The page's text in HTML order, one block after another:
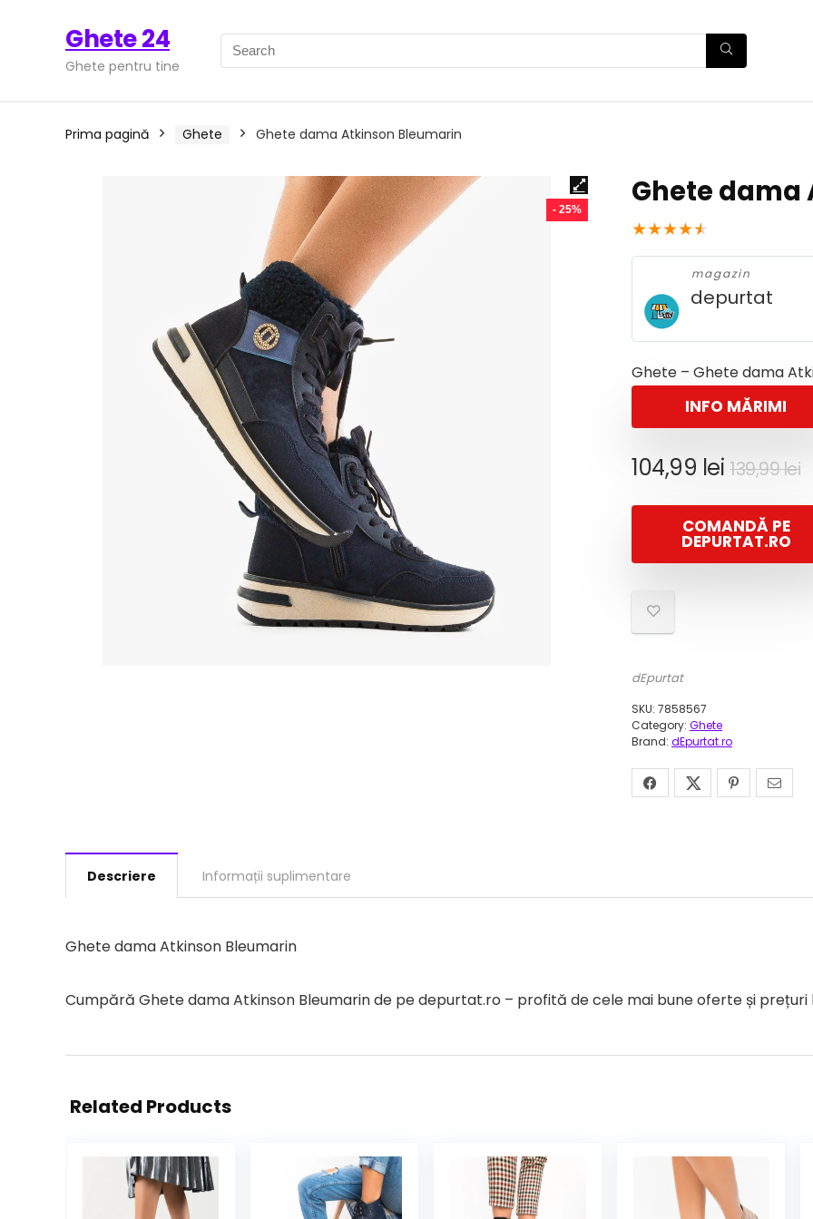
Ghete 24
Ghete pentru tine
Prima pagină Ghete Ghete dama Atkinson Bleumarin
- 25% Ghete dama
★★★★★
magazin
depurtat
Ghete – Ghete dama
INFO MĂRIMI
139,99lei
104,99 lei
COMANDĂ PE
DEPURTAT.RO
dEpurtat
SKU: 7858567
Category: Ghete
Brand: dEpurtat.ro
Descriere Informații suplimentare
Ghete dama Atkinson Bleumarin
Cumpără Ghete dama Atkinson Bleumarin de pe depurtat.ro – profită de cele mai bune oferte și prețuri
Related Products